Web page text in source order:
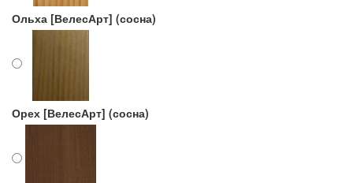
Ольха [ВелесАрт] (сосна)
Орех [ВелесАрт] (сосна)